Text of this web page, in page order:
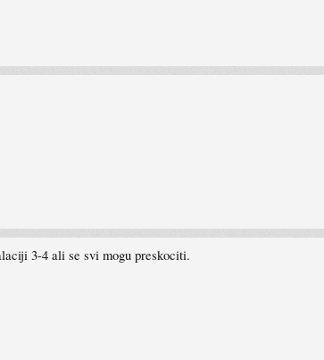
3-4 ali se svi mogu preskociti.